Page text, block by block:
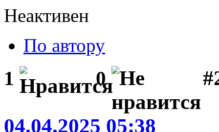
Неактивен
По автору
1 0
04.04.2025 05:38